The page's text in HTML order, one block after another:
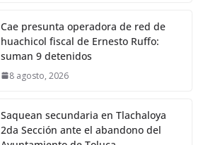
Cae presunta operadora de red de
huachicol fiscal de Ernesto Ruffo:
suman 9 detenidos
8 agosto, 2026
Saquean secundaria en Tlachaloya
2da Sección ante el abandono del